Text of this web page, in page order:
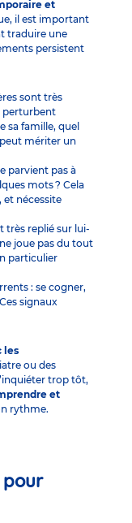
et
il est important
traduire une
persistent
sont très
perturbent
sa famille, quel
mériter un
parvient pas à
mots ? Cela
et nécessite
très replié sur lui-
joue pas du tout
particulier
: se cogner,
signaux
les
ou des
trop tôt,
et
rythme.